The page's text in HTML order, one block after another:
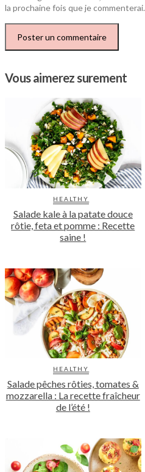
la prochaine fois que je commenterai.
Vous aimerez surement
HEALTHY
Salade kale à la patate douce
rôtie, feta et pomme : Recette
saine !
HEALTHY
Salade pêches rôties, tomates &
mozzarella : La recette fraîcheur
de l’été !